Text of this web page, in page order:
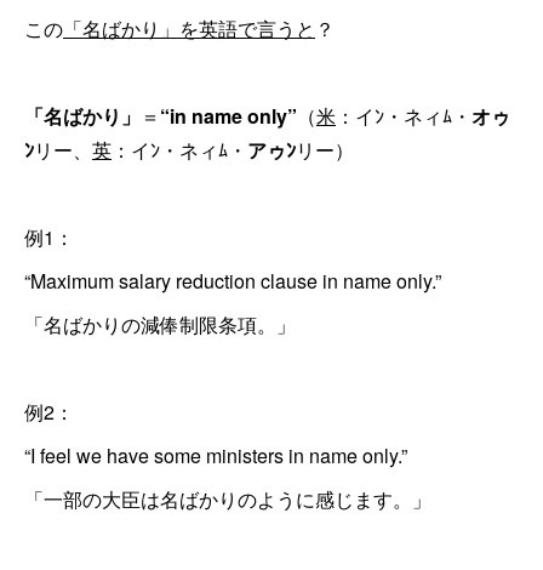
この 「名ばかり」を英語で言うと ？
「名ばかり」 ＝ “in name only” （米 ：イﾝ・ネィﾑ・ オゥ
ﾝリー、 英 ：イﾝ・ネィﾑ・ アゥﾝリー）
例1：
“Maximum salary reduction clause in name only.”
「名ばかりの減俸制限条項。」
例2：
“I feel we have some ministers in name only.”
「一部の大臣は名ばかりのように感じます。」